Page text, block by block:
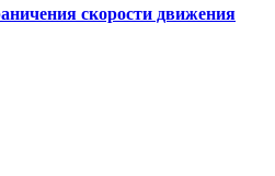
скорости движения